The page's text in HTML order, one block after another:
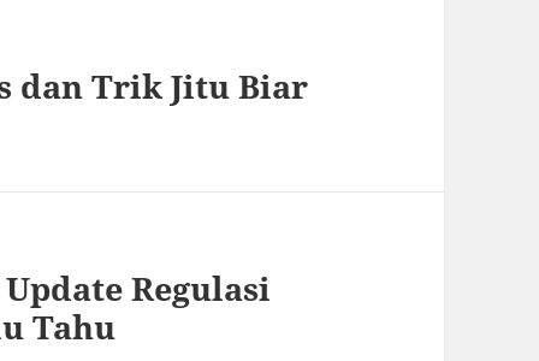
dan Trik Jitu Biar
Regulasi
Tahu